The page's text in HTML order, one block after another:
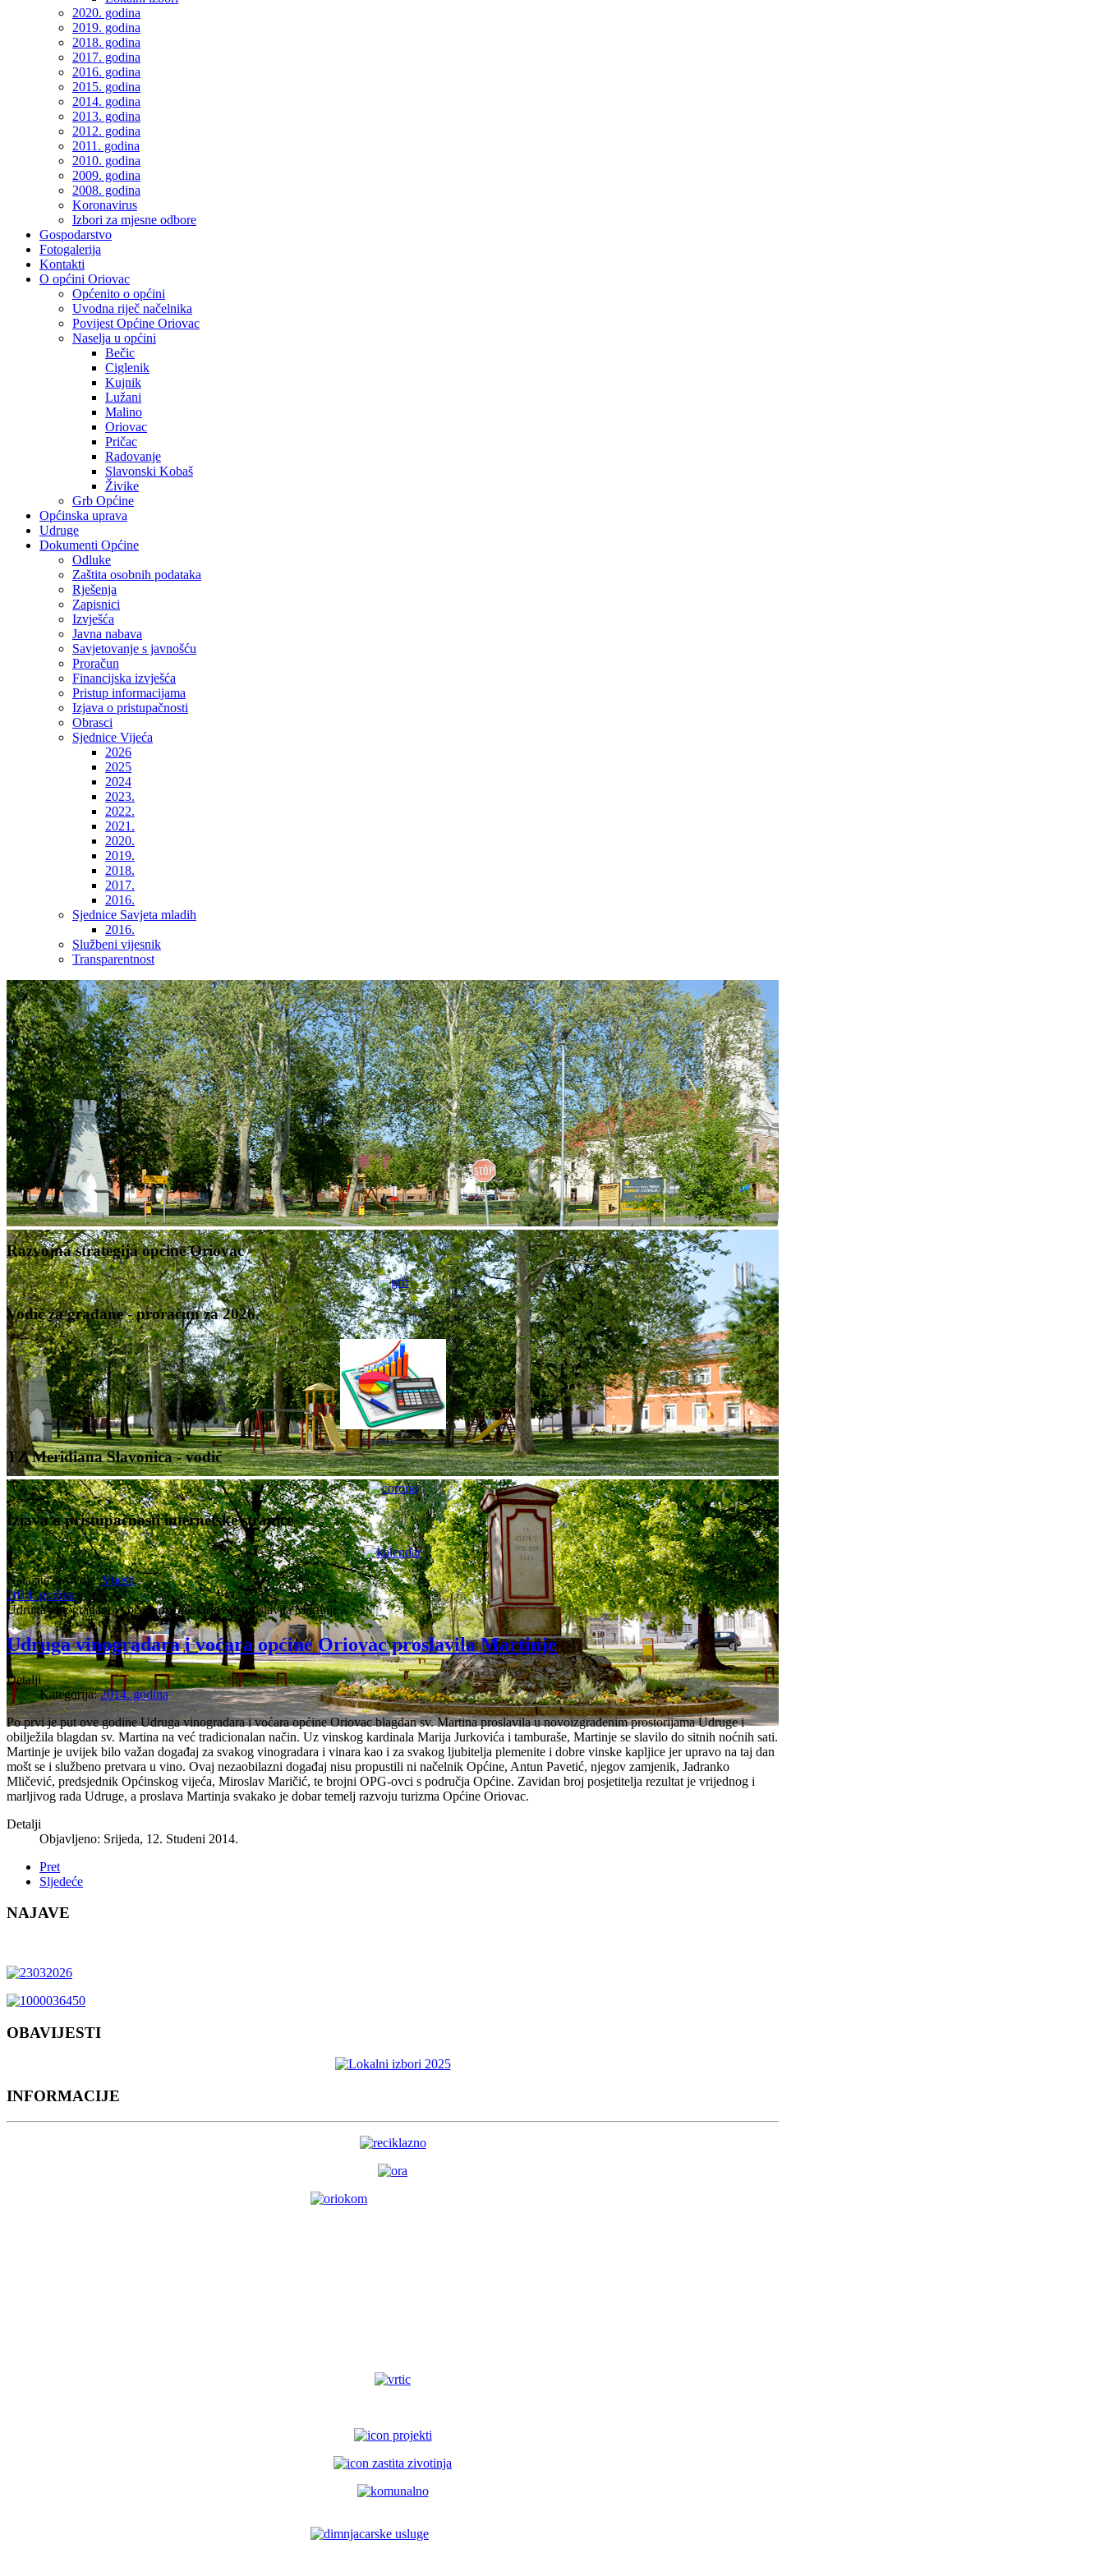
2020. godina
2019. godina
2018. godina
2017. godina
2016. godina
2015. godina
2014. godina
2013. godina
2012. godina
2011. godina
2010. godina
2009. godina
2008. godina
Koronavirus
Izbori za mjesne odbore
Gospodarstvo
Fotogalerija
Kontakti
O općini Oriovac
Općenito o općini
Uvodna riječ načelnika
Povijest Općine Oriovac
Naselja u općini
Bečic
Ciglenik
Kujnik
Lužani
Malino
Oriovac
Pričac
Radovanje
Slavonski Kobaš
Živike
Grb Općine
Općinska uprava
Udruge
Dokumenti Općine
Odluke
Zaštita osobnih podataka
Rješenja
Zapisnici
Izvješća
Javna nabava
Savjetovanje s javnošću
Proračun
Financijska izvješća
Pristup informacijama
Izjava o pristupačnosti
Obrasci
Sjednice Vijeća
2026
2025
2024
2023.
2022.
2021.
2020.
2019.
2018.
2017.
2016.
Sjednice Savjeta mladih
2016.
Službeni vijesnik
Transparentnost
Razvojna strategija općine Oriovac
Vodič za građane - proračun za 2026.
TZ Meridiana Slavonica - vodič
Izjava o pristupačnosti internetske stranice
Nalazite se ovdje:Vijesti
2014. godina
Udruga vinogradara i voćara općine Oriovac proslavila Martinje
Udruga vinogradara i voćara općine Oriovac proslavila Martinje
Detalji
Kategorija:2014. godina
Po prvi je put ove godine Udruga vinogradara i voćara općine Oriovac blagdan sv. Martina proslavila u novoizgrađenim prostorijama Udruge i
obilježila blagdan sv. Martina na već tradicionalan način. Uz vinskog kardinala Marija Jurkovića i tamburaše, Martinje se slavilo do sitnih noćnih sati.
Martinje je uvijek bilo važan događaj za svakog vinogradara i vinara kao i za svakog ljubitelja plemenite i dobre vinske kapljice jer upravo na taj dan
mošt se i službeno pretvara u vino. Ovaj nezaobilazni događaj nisu propustili ni načelnik Općine, Antun Pavetić, njegov zamjenik, Jadranko
Mličević, predsjednik Općinskog vijeća, Miroslav Maričić, te brojni OPG-ovci s područja Općine. Zavidan broj posjetitelja rezultat je vrijednog i
marljivog rada Udruge, a proslava Martinja svakako je dobar temelj razvoju turizma Općine Oriovac.
Detalji
Objavljeno: Srijeda, 12. Studeni 2014.
Pret
Sljedeće
NAJAVE
OBAVIJESTI
INFORMACIJE